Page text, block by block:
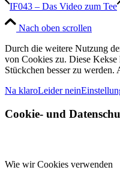
IF043 – Das Video zum Tee
Nach oben scrollen
Durch die weitere Nutzung
von Cookies zu. Diese Kekse
Stückchen besser zu werden.
Na klaroLeider nein
Cookie- und
Wie wir Cookies verwenden